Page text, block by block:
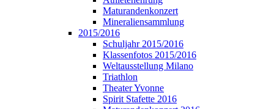
Maturandenkonzert
Mineraliensammlung
2015/2016
Schuljahr 2015/2016
Klassenfotos 2015/2016
Weltausstellung Milano
Triathlon
Theater Yvonne
Spirit Stafette 2016